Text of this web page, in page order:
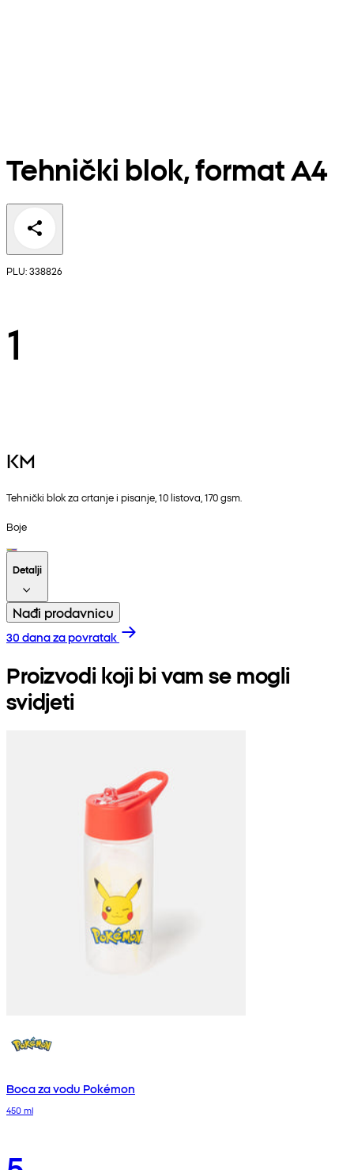
Tehnički blok, format A4
PLU: 338826
1
KM
Tehnički blok za crtanje i pisanje, 10 listova, 170 gsm.
Boje
Detalji
Nađi prodavnicu
30 dana za povratak
Proizvodi koji bi vam se mogli
svidjeti
Boca za vodu Pokémon
450 ml